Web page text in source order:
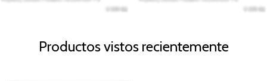
Productos vistos recientemente